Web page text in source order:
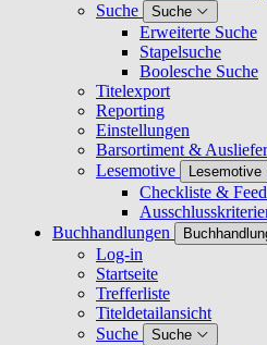
Suche
Suche
Erweiterte Suche
Stapelsuche
Boolesche Suche
Titelexport
Reporting
Einstellungen
Barsortiment &
Lesemotive
Lesemotive
Checkliste &
Buchhandlungen
Log-in
Startseite
Trefferliste
Titeldetailansicht
Suche
Suche